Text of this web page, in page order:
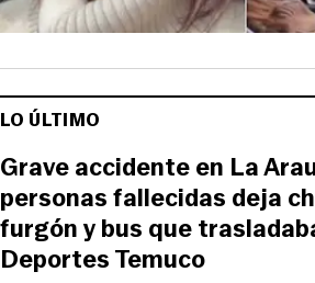
LO ÚLTIMO
Grave accidente en La
personas fallecidas deja
furgón y bus que
Deportes Temuco